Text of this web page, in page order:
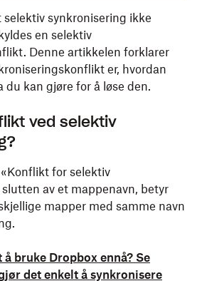
synkronisering ikke
en selektiv
Denne artikkelen forklarer
er, hvordan
du kan gjøre for å løse den.
ved selektiv
for selektiv
av et mappenavn, betyr
mapper med samme navn
bruke Dropbox ennå? Se
det enkelt å synkronisere